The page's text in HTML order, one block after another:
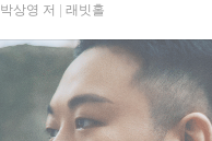
박상영 저 래빗홀